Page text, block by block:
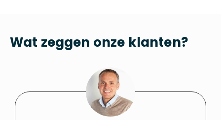
Wat zeggen onze klanten?